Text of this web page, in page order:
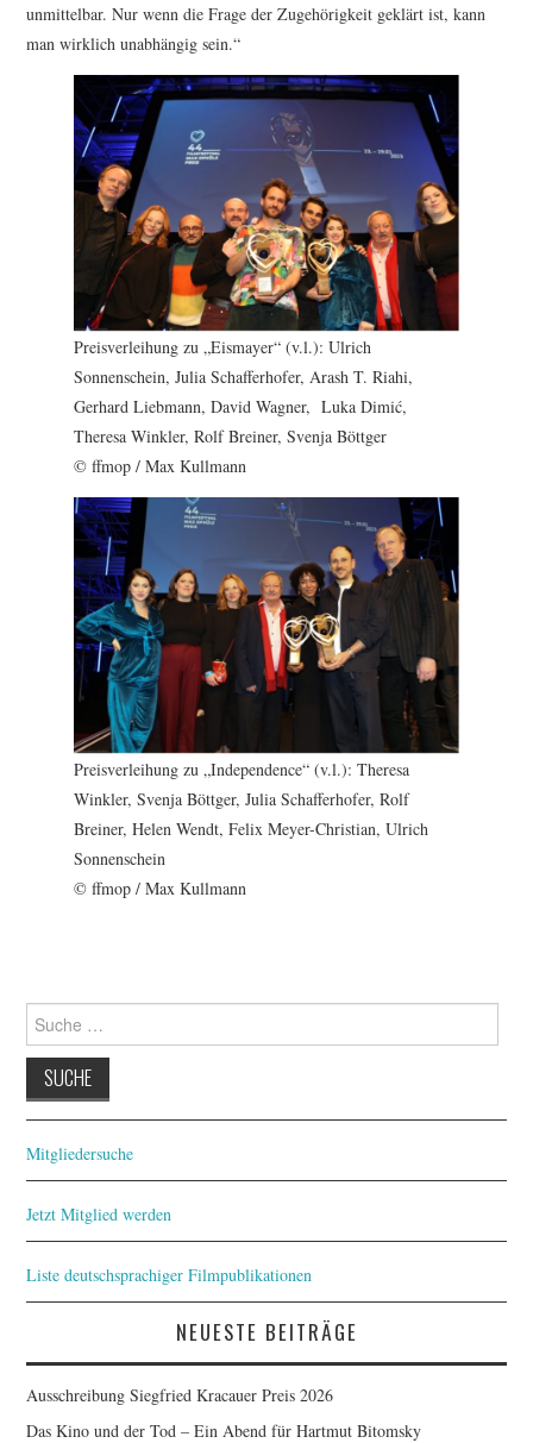
unmittelbar. Nur wenn die Frage der Zugehörigkeit geklärt ist, kann
man wirklich unabhängig sein.“
Preisverleihung zu „Eismayer“ (v.l.): Ulrich
Sonnenschein, Julia Schafferhofer, Arash T. Riahi,
Gerhard Liebmann, David Wagner, Luka Dimić,
Theresa Winkler, Rolf Breiner, Svenja Böttger
© ffmop / Max Kullmann
Preisverleihung zu „Independence“ (v.l.): Theresa
Winkler, Svenja Böttger, Julia Schafferhofer, Rolf
Breiner, Helen Wendt, Felix Meyer-Christian, Ulrich
Sonnenschein
© ffmop / Max Kullmann
nach:
Mitgliedersuche
Jetzt Mitglied werden
Liste deutschsprachiger Filmpublikationen
NEUESTE BEITRÄGE
Ausschreibung Siegfried Kracauer Preis 2026
Das Kino und der Tod – Ein Abend für Hartmut Bitomsky